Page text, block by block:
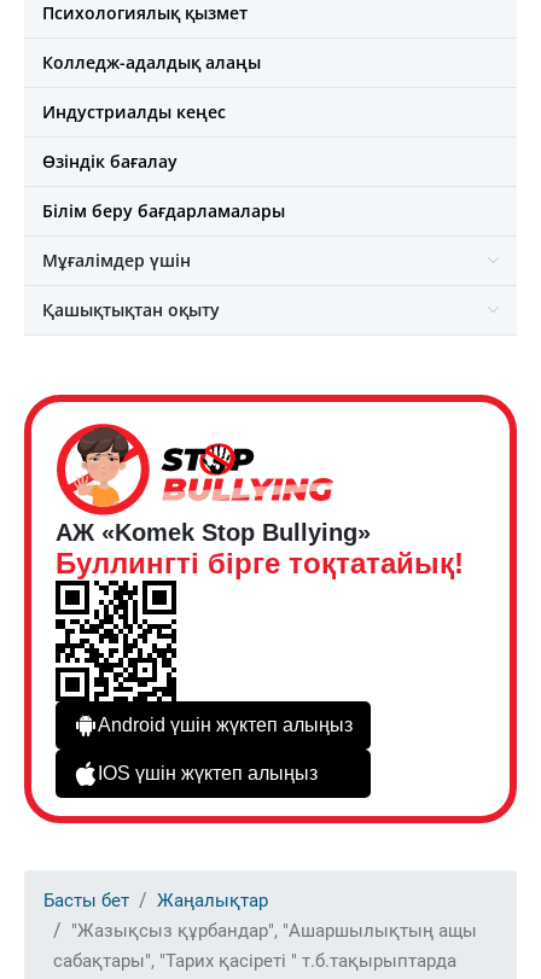
Психологиялық қызмет
Колледж-адалдық алаңы
Индустриалды кеңес
Өзіндік бағалау
Білім беру бағдарламалары
Мұғалімдер үшін
Қашықтықтан оқыту
АЖ «Komek Stop Bullying»
Буллингті бірге тоқтатайық!
Android үшін жүктеп алыңыз
IOS үшін жүктеп алыңыз
Басты бет
Жаңалықтар
"Жазықсыз құрбандар", "Ашаршылықтың ащы
сабақтары", "Тарих қасіреті " т.б.тақырыптарда